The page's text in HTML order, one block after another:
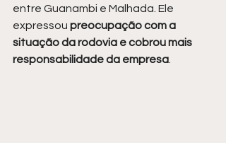
entre Guanambi e Malhada. Ele
expressou preocupação com a
situação da rodovia e cobrou mais
responsabilidade da empresa